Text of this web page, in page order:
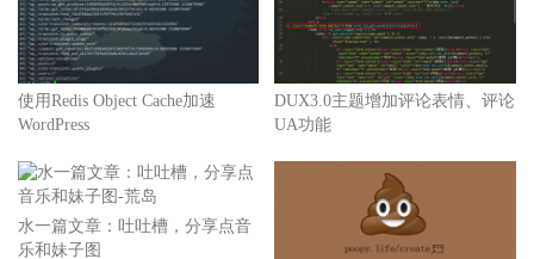
使用Redis Object Cache加速
WordPress
DUX3.0主题增加评论表情、评论
UA功能
水一篇文章：吐吐槽，分享点音
乐和妹子图